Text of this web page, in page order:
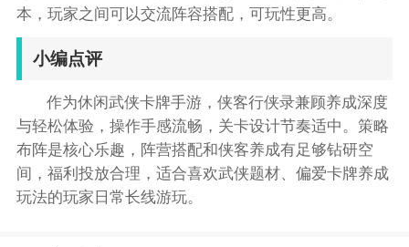
本，玩家之间可以交流阵容搭配，可玩性更高。
小编点评
作为休闲武侠卡牌手游，侠客行侠录兼顾养成深度
与轻松体验，操作手感流畅，关卡设计节奏适中。策略
布阵是核心乐趣，阵营搭配和侠客养成有足够钻研空
间，福利投放合理，适合喜欢武侠题材、偏爱卡牌养成
玩法的玩家日常长线游玩。